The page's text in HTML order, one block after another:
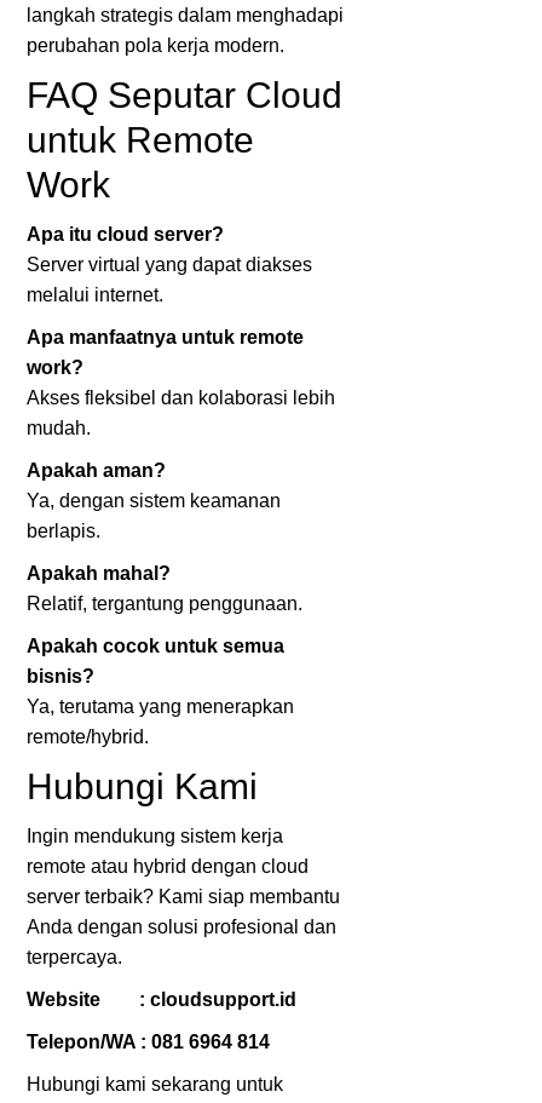
langkah strategis dalam menghadapi
perubahan pola kerja modern.
FAQ Seputar Cloud
untuk Remote
Work
Apa itu cloud server?
Server virtual yang dapat diakses
melalui internet.
Apa manfaatnya untuk remote
work?
Akses fleksibel dan kolaborasi lebih
mudah.
Apakah aman?
Ya, dengan sistem keamanan
berlapis.
Apakah mahal?
Relatif, tergantung penggunaan.
Apakah cocok untuk semua
bisnis?
Ya, terutama yang menerapkan
remote/hybrid.
Hubungi Kami
Ingin mendukung sistem kerja
remote atau hybrid dengan cloud
server terbaik? Kami siap membantu
Anda dengan solusi profesional dan
terpercaya.
Website :cloudsupport.id
Telepon/WA :081 6964 814
Hubungi kami sekarang untuk